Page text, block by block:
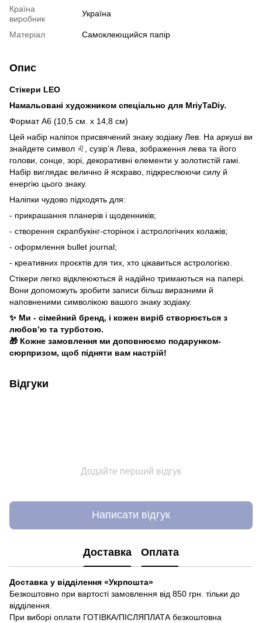
Країна
виробник
Україна
Матеріал Самоклеющийся папір
Опис
Стікери LEO
Намальовані художником спеціально для MriyTaDiy.
Формат А6 (10,5 см. х 14,8 см)
Цей набір наліпок присвячений знаку зодіаку Лев. На аркуші ви
знайдете символ ♌, сузір’я Лева, зображення лева та його
голови, сонце, зорі, декоративні елементи у золотистій гамі.
Набір виглядає велично й яскраво, підкреслюючи силу й
енергію цього знаку.
Наліпки чудово підходять для:
- прикрашання планерів і щоденників;
- створення скрапбукінг-сторінок і астрологічних колажів;
- оформлення bullet journal;
- креативних проєктів для тих, хто цікавиться астрологією.
Стікери легко відклеюються й надійно тримаються на папері.
Вони допоможуть зробити записи більш виразними й
наповненими символікою вашого знаку зодіаку.
✨ Ми - сімейний бренд, і кожен виріб створюється з
любов’ю та турботою.
🎁 Кожне замовлення ми доповнюємо подарунком-
сюрпризом, щоб підняти вам настрій!
Відгуки
Додайте перший відгук
Написати відгук
Доставка Оплата
Доставка у відділення «Укрпошта»
Безкоштовно при вартості замовлення від 850 грн. тільки до
відділення.
При виборі оплати ГОТІВКА/ПІСЛЯПЛАТА безкоштовна